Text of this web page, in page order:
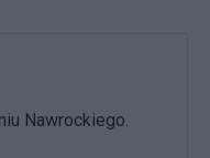
Nawrockiego.